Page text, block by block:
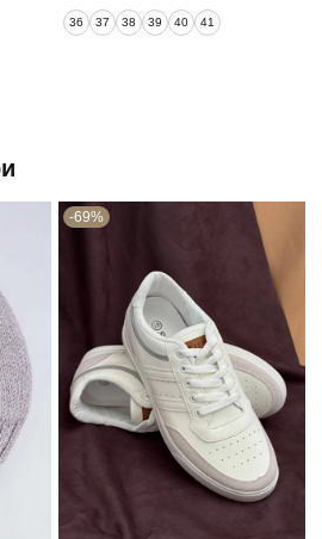
36 37 38 39 40 41
-69%